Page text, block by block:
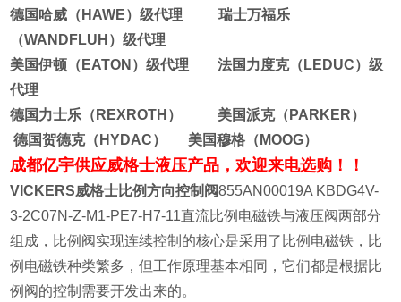
德国哈威（HAWE）级代理 瑞士万福乐
（WANDFLUH）级代理
美国伊顿（EATON）级代理 法国力度克（LEDUC）级
代理
德国力士乐（REXROTH） 美国派克（PARKER）
德国贺德克（HYDAC） 美国穆格（MOOG）
成都亿宇供应威格士液压产品，欢迎来电选购！！
VICKERS威格士比例方向控制阀855AN00019A KBDG4V-
3-2C07N-Z-M1-PE7-H7-11直流比例电磁铁与液压阀两部分
组成，比例阀实现连续控制的核心是采用了比例电磁铁，比
例电磁铁种类繁多，但工作原理基本相同，它们都是根据比
例阀的控制需要开发出来的。